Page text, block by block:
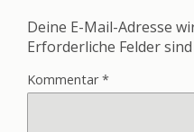
Deine E-Mail-Adresse
Erforderliche Felder
Kommentar*